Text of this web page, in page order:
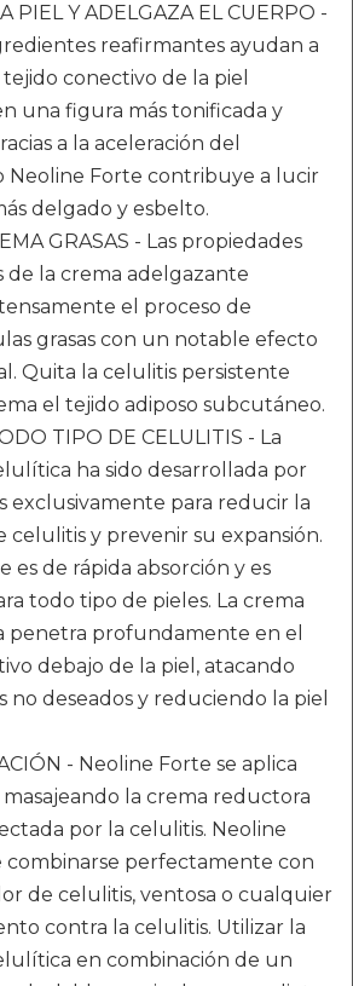
PIEL Y ADELGAZA EL CUERPO -
reafirmantes ayudan a
conectivo de la piel
una figura más tonificada y
a la aceleración del
Neoline Forte contribuye a lucir
delgado y esbelto.
GRASAS - Las propiedades
de la crema adelgazante
el proceso de
grasas con un notable efecto
Quita la celulitis persistente
el tejido adiposo subcutáneo.
TIPO DE CELULITIS - La
ha sido desarrollada por
exclusivamente para reducir la
celulitis y prevenir su expansión.
es de rápida absorción y es
todo tipo de pieles. La crema
penetra profundamente en el
debajo de la piel, atacando
no deseados y reduciendo la piel
- Neoline Forte se aplica
la crema reductora
por la celulitis. Neoline
combinarse perfectamente con
de celulitis, ventosa o cualquier
contra la celulitis. Utilizar la
en combinación de un